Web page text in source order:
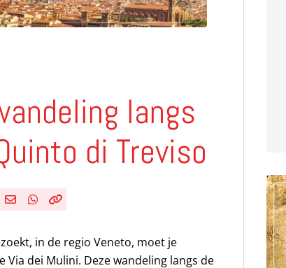
langs
di Treviso
in de regio Veneto, moet je
dei Mulini. Deze wandeling langs de